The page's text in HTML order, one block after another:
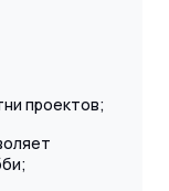
проектов;